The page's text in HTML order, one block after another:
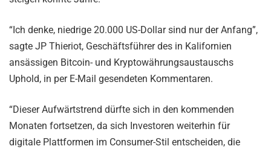
“Ich denke, niedrige 20.000 US-Dollar sind nur der Anfang”,
sagte JP Thieriot, Geschäftsführer des in Kalifornien
ansässigen Bitcoin- und Kryptowährungsaustauschs
Uphold, in per E-Mail gesendeten Kommentaren.
“Dieser Aufwärtstrend dürfte sich in den kommenden
Monaten fortsetzen, da sich Investoren weiterhin für
digitale Plattformen im Consumer-Stil entscheiden, die